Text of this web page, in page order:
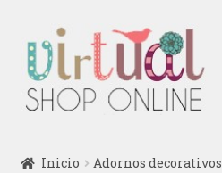
la
navegación
al
contenido
Inicio Adornos decorativos